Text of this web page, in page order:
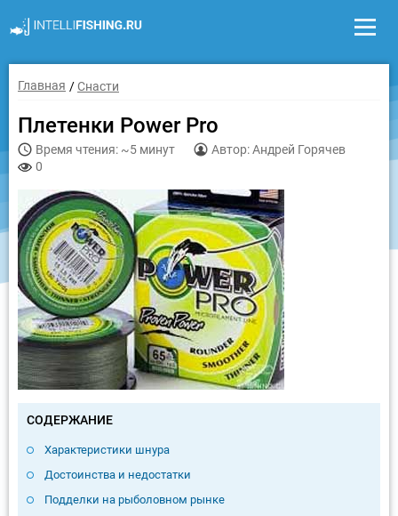
Главная Снасти
Плетенки Power Pro
Время чтения: ~5 минут
Автор: Андрей Горячев
0
СОДЕРЖАНИЕ
Характеристики шнура
Достоинства и недостатки
Подделки на рыболовном рынке